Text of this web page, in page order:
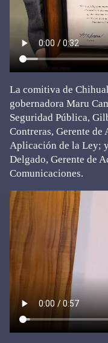
La comitiva de
gobernadora Maru
Seguridad Pública,
Contreras, Gerente
Aplicación de la Ley;
Delgado, Gerente de
Comunicaciones.